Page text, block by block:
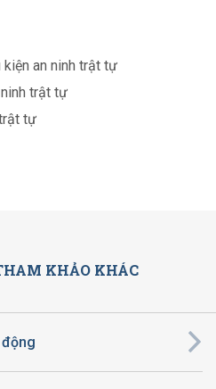
an ninh trật tự
trật tự
tự
KHẢO KHÁC